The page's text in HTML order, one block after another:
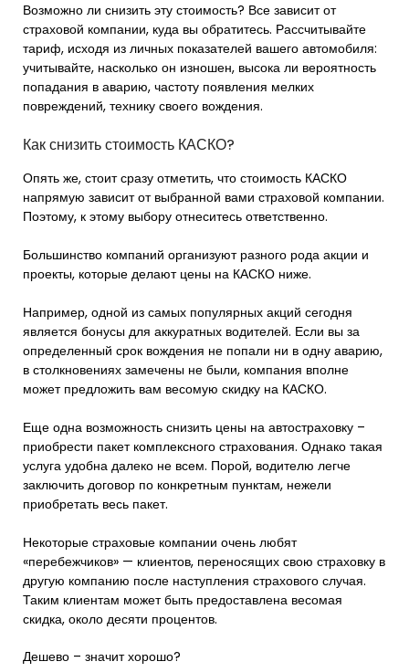
Возможно ли снизить эту стоимость? Все зависит от
страховой компании, куда вы обратитесь. Рассчитывайте
тариф, исходя из личных показателей вашего автомобиля:
учитывайте, насколько он изношен, высока ли вероятность
попадания в аварию, частоту появления мелких
повреждений, технику своего вождения.
Как снизить стоимость КАСКО?
Опять же, стоит сразу отметить, что стоимость КАСКО
напрямую зависит от выбранной вами страховой компании.
Поэтому, к этому выбору отнеситесь ответственно.
Большинство компаний организуют разного рода акции и
проекты, которые делают цены на КАСКО ниже.
Например, одной из самых популярных акций сегодня
является бонусы для аккуратных водителей. Если вы за
определенный срок вождения не попали ни в одну аварию,
в столкновениях замечены не были, компания вполне
может предложить вам весомую скидку на КАСКО.
Еще одна возможность снизить цены на автостраховку –
приобрести пакет комплексного страхования. Однако такая
услуга удобна далеко не всем. Порой, водителю легче
заключить договор по конкретным пунктам, нежели
приобретать весь пакет.
Некоторые страховые компании очень любят
«перебежчиков» — клиентов, переносящих свою страховку в
другую компанию после наступления страхового случая.
Таким клиентам может быть предоставлена весомая
скидка, около десяти процентов.
Дешево – значит хорошо?